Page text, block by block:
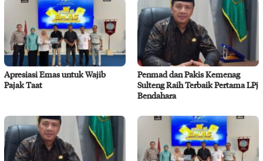
Apresiasi Emas untuk Wajib
Pajak Taat
Penmad dan Pakis Kemenag
Sulteng Raih Terbaik Pertama LPj
Bendahara